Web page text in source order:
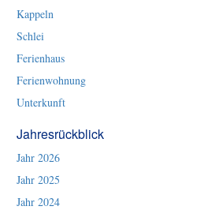
Kappeln
Schlei
Ferienhaus
Ferienwohnung
Unterkunft
Jahresrückblick
Jahr 2026
Jahr 2025
Jahr 2024